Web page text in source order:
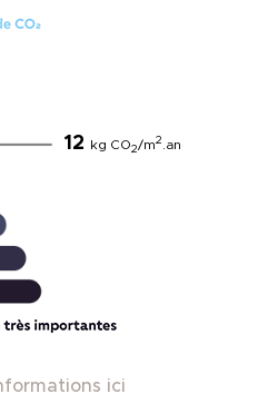
12 kg CO2/m2 .an
ici